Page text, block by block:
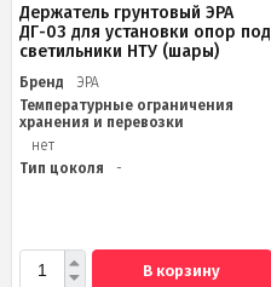
Держатель грунтовый ЭРА
ДГ-03 для установки опор под
светильники НТУ (шары)
Бренд
ЭРА
Температурные ограничения
хранения и перевозки
нет
Тип цоколя
-
В корзину